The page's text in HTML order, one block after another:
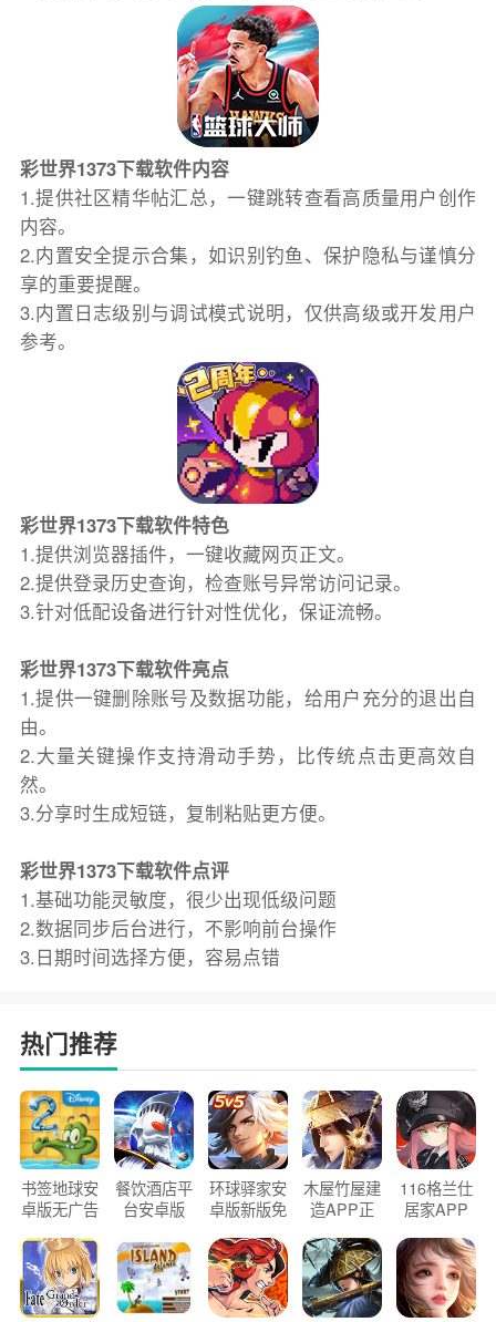
彩世界1373下载软件内容
1.提供社区精华帖汇总，一键跳转查看高质量用户创作
内容。
2.内置安全提示合集，如识别钓鱼、保护隐私与谨慎分
享的重要提醒。
3.内置日志级别与调试模式说明，仅供高级或开发用户
参考。
彩世界1373下载软件特色
1.提供浏览器插件，一键收藏网页正文。
2.提供登录历史查询，检查账号异常访问记录。
3.针对低配设备进行针对性优化，保证流畅。
彩世界1373下载软件亮点
1.提供一键删除账号及数据功能，给用户充分的退出自
由。
2.大量关键操作支持滑动手势，比传统点击更高效自
然。
3.分享时生成短链，复制粘贴更方便。
彩世界1373下载软件点评
1.基础功能灵敏度，很少出现低级问题
2.数据同步后台进行，不影响前台操作
3.日期时间选择方便，容易点错
热门推荐
书签地球安
卓版无广告
餐饮酒店平
台安卓版
环球驿家安
卓版新版免
木屋竹屋建
造APP正
116格兰仕
居家APP